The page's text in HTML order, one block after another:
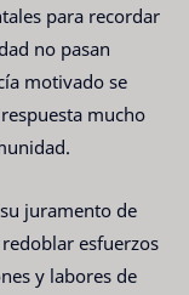
para recordar
no pasan
motivado se
mucho
juramento de
esfuerzos
y labores de